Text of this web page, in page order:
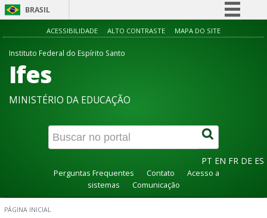
BRASIL
Simplifique!
Canais
ACESSIBILIDADE ALTO CONTRASTE MAPA DO SITE
Instituto Federal do Espírito Santo
Ifes
MINISTÉRIO DA EDUCAÇÃO
PT EN FR DE ES
Perguntas Frequentes Contato
Acesso a
sistemas
Comunicação
PÁGINA INICIAL